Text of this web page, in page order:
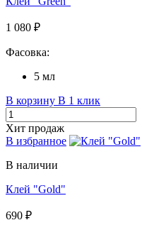
1 080 ₽
Фасовка:
5 мл
В корзину В 1 клик
Хит продаж
В избранное
В наличии
Клей "Gold"
690 ₽